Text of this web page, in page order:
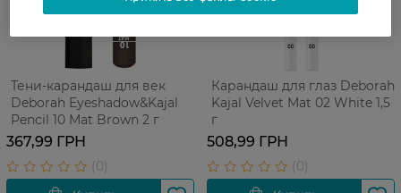
Тени-карандаш для век
Deborah Eyeshadow&Kajal
Pencil 10 Mat Brown 2 г
367,99 ГРН
Карандаш для глаз Deborah
Kajal Velvet Mat 02 White 1,5
г
508,99 ГРН